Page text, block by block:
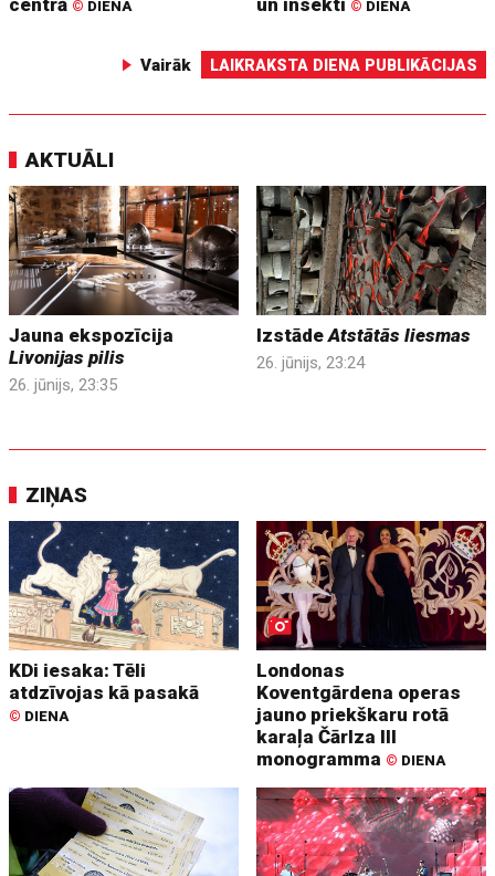
© DIENA © DIENA
Vairāk LAIKRAKSTA DIENA PUBLIKĀCIJAS
AKTUĀLI
Jauna ekspozīcija
Livonijas pilis
26. jūnijs, 23:35
IzstādeAtstātās liesmas
26. jūnijs, 23:24
ZIŅAS
KDi iesaka: Tēli
atdzīvojas kā pasakā
© DIENA
Londonas
Koventgārdena operas
jauno priekškaru rotā
karaļa Čārlza III
monogramma © DIENA